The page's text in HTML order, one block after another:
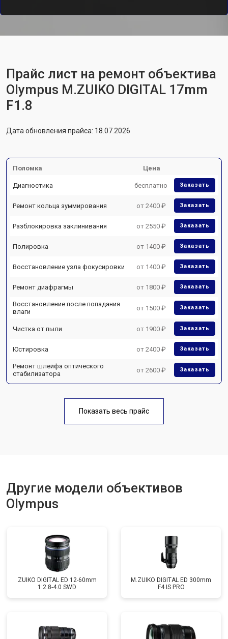
Прайс лист на ремонт объектива
Olympus M.ZUIKO DIGITAL 17mm
F1.8
Дата обновления прайса: 18.07.2026
Поломка Цена
Диагностика бесплатно Заказать
Ремонт кольца зуммирования от 2400 ₽ Заказать
Разблокировка заклинивания от 2550 ₽ Заказать
Полировка от 1400 ₽ Заказать
Восстановление узла фокусировки от 1400 ₽ Заказать
Ремонт диафрагмы от 1800 ₽ Заказать
Восстановление после попадания
влаги
от 1500 ₽ Заказать
Чистка от пыли от 1900 ₽ Заказать
Юстировка от 2400 ₽ Заказать
Ремонт шлейфа оптического
стабилизатора
от 2600 ₽ Заказать
Показать весь прайс
Другие модели объективов
Olympus
ZUIKO DIGITAL ED 12-60mm
1:2.8-4.0 SWD
M.ZUIKO DIGITAL ED 300mm
F4 IS PRO